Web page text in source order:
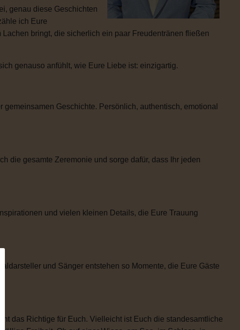
genau diese Geschichten
ich Eure
bringt, die sicherlich ein paar Freudentränen fließen
genauso anfühlt, wie Eure Liebe ist: einzigartig.
Geschichte. Persönlich, authentisch, emotional
die gesamte Zeremonie und sorge dafür, dass Ihr jeden
und vielen kleinen Details, die Eure Trauung
und Sänger entstehen so Momente, die Eure Gäste
das Richtige für Euch. Vielleicht ist Euch die standesamtliche